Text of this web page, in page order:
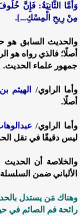
وَأَمَّا الثَّانِيَةُ: فَإِنَّ
مِنْ رِيحِ الْمِسْكِ...].
والحديث السابق هو
أصلًا؛ فالذي رواه هو
جمهور علماء الحديث.
وأما الراوي/ الهيثم
أصلًا.
وأما الراوي/
ليس دقيقًا في نقل
والخلاصة أن الحديث
الألباني ضمن السلسلة
وهناك مَن يستدل
رائحة فم الصائم في